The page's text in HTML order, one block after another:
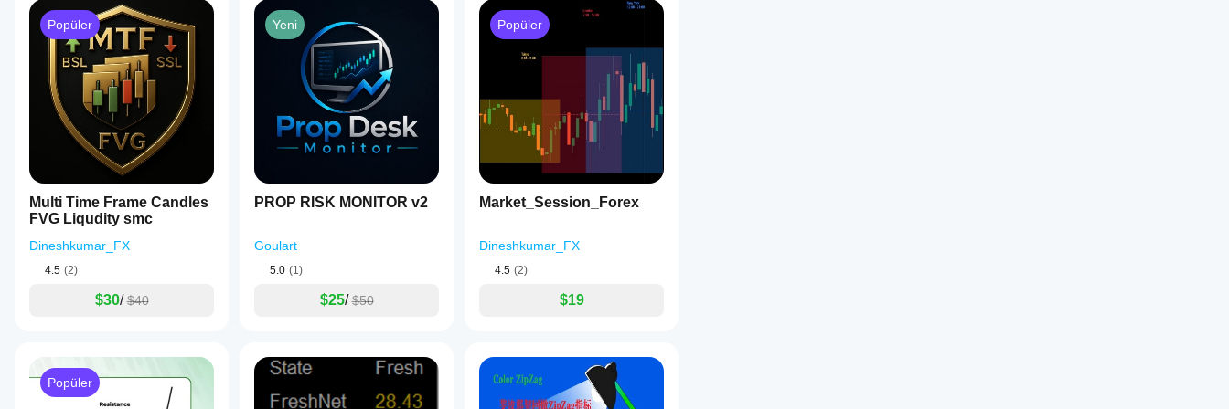
Popüler
Multi Time Frame Candles
FVG Liqudity smc
Dineshkumar_FX
4.5 (2)
$30/ $40
Yeni
PROP RISK MONITOR v2
Goulart
5.0 (1)
$25/ $50
Popüler
Market_Session_Forex
Dineshkumar_FX
4.5 (2)
$19
Popüler